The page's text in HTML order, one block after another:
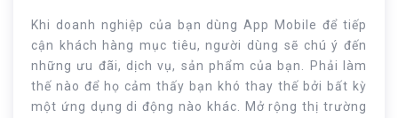
Khi doanh nghiệp của bạn dùng App Mobile để tiếp
cận khách hàng mục tiêu, người dùng sẽ chú ý đến
những ưu đãi, dịch vụ, sản phẩm của bạn. Phải làm
thế nào để họ cảm thấy bạn khó thay thế bởi bất kỳ
một ứng dụng di động nào khác. Mở rộng thị trường